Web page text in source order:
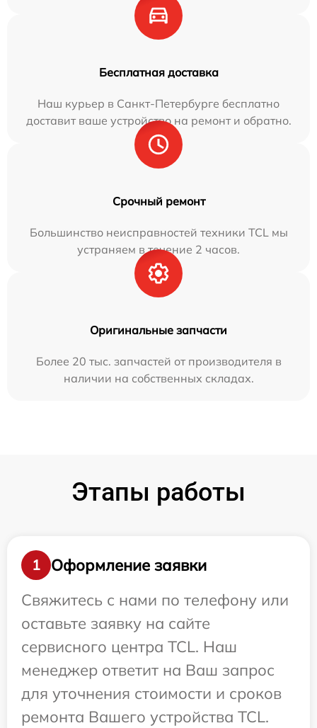
Бесплатная доставка
Наш курьер в Санкт-Петербурге бесплатно
доставит ваше устройство на ремонт и обратно.
Срочный ремонт
Большинство неисправностей техники TCL мы
устраняем в течение 2 часов.
Оригинальные запчасти
Более 20 тыс. запчастей от производителя в
наличии на собственных складах.
Этапы работы
1
Оформление заявки
Свяжитесь с нами по телефону или
оставьте заявку на сайте
сервисного центра TCL. Наш
менеджер ответит на Ваш запрос
для уточнения стоимости и сроков
ремонта Вашего устройства TCL.